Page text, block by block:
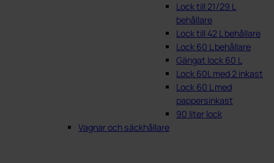
Lock till 21/29 L
behållare
Lock till 42 L behållare
Lock 60 L behållare
Gängat lock 60 L
Lock 60L med 2 inkast
Lock 60 L med
pappersinkast
90 liter lock
Vagnar och säckhållare